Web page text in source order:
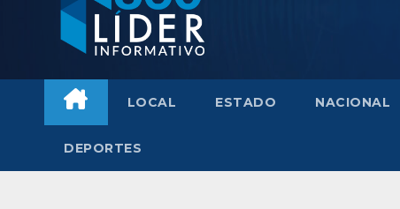
LOCAL ESTADO NACIONAL
DEPORTES